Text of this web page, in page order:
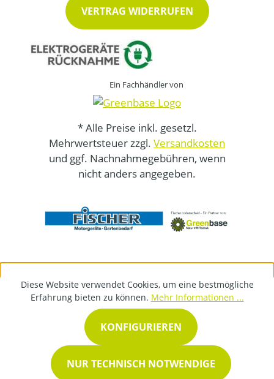
VERTRAG WIDERRUFEN
Ein Fachhändler von
* Alle Preise inkl. gesetzl.
Mehrwertsteuer zzgl. Versandkosten
und ggf. Nachnahmegebühren, wenn
nicht anders angegeben.
Diese Website verwendet Cookies, um eine bestmögliche
Erfahrung bieten zu können. Mehr Informationen ...
NUR TECHNISCH NOTWENDIGE
KONFIGURIEREN